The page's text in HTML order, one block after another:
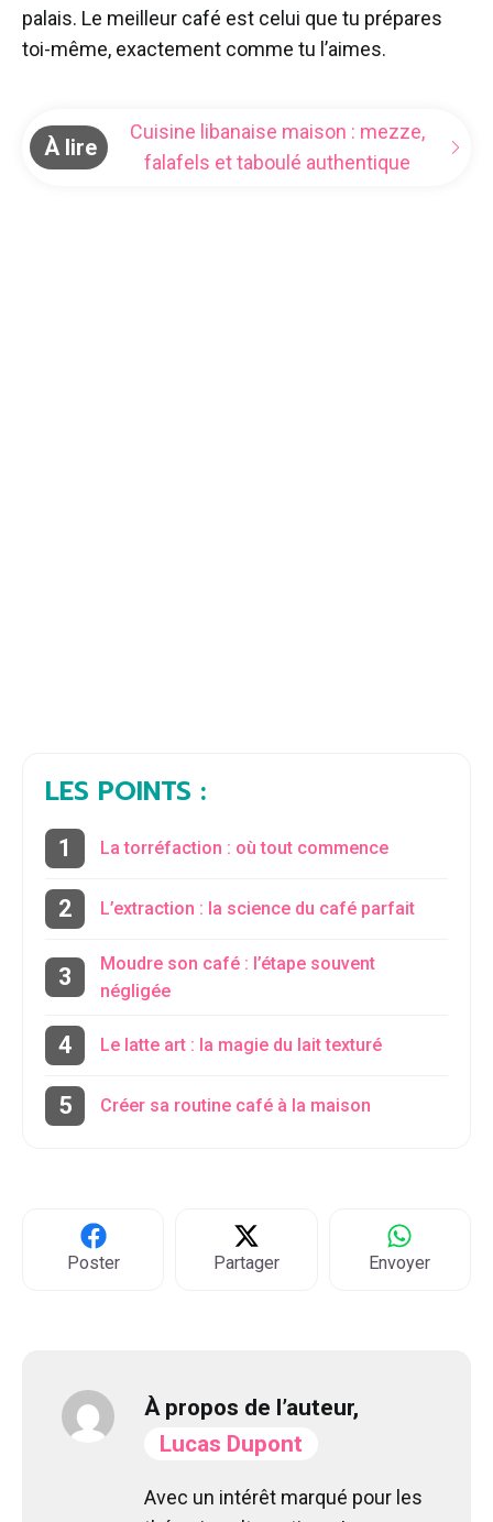
palais. Le meilleur café est celui que tu prépares
toi-même, exactement comme tu l’aimes.
À lire
Cuisine libanaise maison : mezze,
falafels et taboulé authentique
LES POINTS :
La torréfaction : où tout commence
L’extraction : la science du café parfait
Moudre son café : l’étape souvent
négligée
Le latte art : la magie du lait texturé
Créer sa routine café à la maison
Poster Partager Envoyer
À propos de l’auteur,
Lucas Dupont
Avec un intérêt marqué pour les